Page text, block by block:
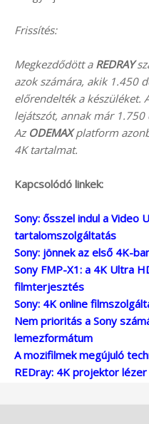
Frissítés:
Megkezdődött a REDRAY
azok számára, akik 1.450
előrendelték a készüléket.
lejátszót, annak már
Az ODEMAXplatform
4K tartalmat.
Kapcsolódó linkek:
Sony: ősszel indul a Video
tartalomszolgáltatás
Sony: jönnek az első 4K-
Sony FMP-X1: a 4K Ultra
filmterjesztés
Sony: 4K online
Nem prioritás a Sony
lemezformátum
A mozifilmek megújuló
REDray: 4K projektor